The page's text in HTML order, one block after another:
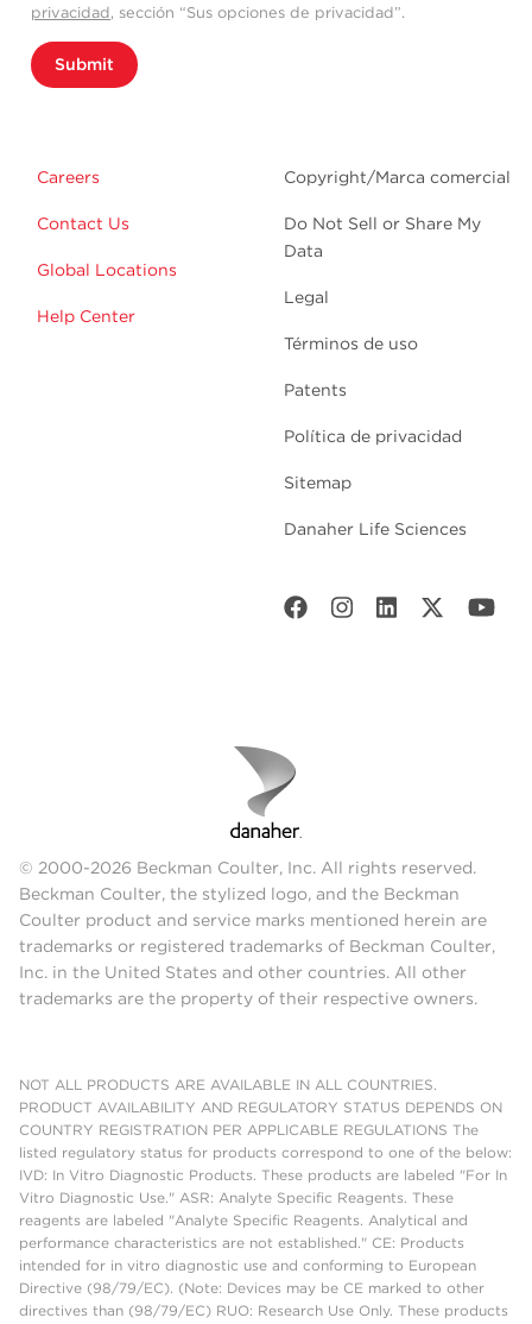
privacidad, sección “Sus opciones de privacidad”.
Submit
Careers
Contact Us
Global Locations
Help Center
Copyright/Marca comercial
Do Not Sell or Share My
Data
Legal
Términos de uso
Patents
Política de privacidad
Sitemap
Danaher Life Sciences
© 2000-2026 Beckman Coulter, Inc. All rights reserved.
Beckman Coulter, the stylized logo, and the Beckman
Coulter product and service marks mentioned herein are
trademarks or registered trademarks of Beckman Coulter,
Inc. in the United States and other countries. All other
trademarks are the property of their respective owners.
NOT ALL PRODUCTS ARE AVAILABLE IN ALL COUNTRIES.
PRODUCT AVAILABILITY AND REGULATORY STATUS DEPENDS ON
COUNTRY REGISTRATION PER APPLICABLE REGULATIONS The
listed regulatory status for products correspond to one of the below:
IVD: In Vitro Diagnostic Products. These products are labeled "For In
Vitro Diagnostic Use." ASR: Analyte Specific Reagents. These
reagents are labeled "Analyte Specific Reagents. Analytical and
performance characteristics are not established." CE: Products
intended for in vitro diagnostic use and conforming to European
Directive (98/79/EC). (Note: Devices may be CE marked to other
directives than (98/79/EC) RUO: Research Use Only. These products